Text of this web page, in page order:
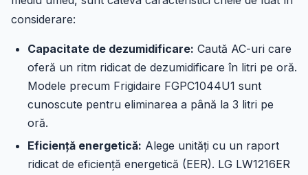
considerare:
Capacitate de dezumidificare: Caută AC-uri care
oferă un ritm ridicat de dezumidificare în litri pe oră.
Modele precum Frigidaire FGPC1044U1 sunt
cunoscute pentru eliminarea a până la 3 litri pe
oră.
Eficiență energetică: Alege unități cu un raport
ridicat de eficiență energetică (EER). LG LW1216ER